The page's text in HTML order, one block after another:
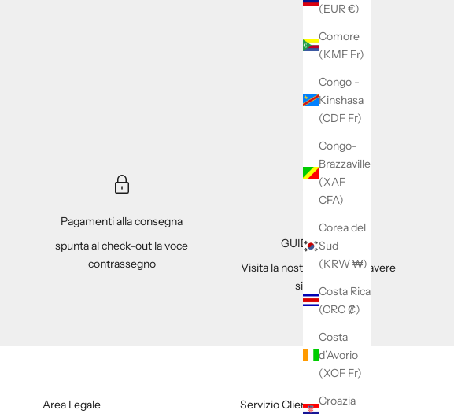
(EUR €)
Comore
(KMF Fr)
Congo -
Kinshasa
(CDF Fr)
Congo-
Brazzaville
(XAF
CFA)
Corea del
Sud
(KRW ₩)
Costa Rica
(CRC ₡)
Costa
d’Avorio
(XOF Fr)
Croazia
Pagamenti alla consegna
spunta al check-out la voce
contrassegno
GUIDA tAGLIA
Visita la nostra pagina per avere
sicurezza
Area Legale Servizio Clienti